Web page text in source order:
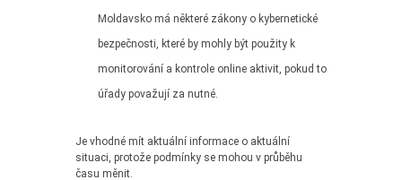
Moldavsko má některé zákony o kybernetické
bezpečnosti, které by mohly být použity k
monitorování a kontrole online aktivit, pokud to
úřady považují za nutné.
Je vhodné mít aktuální informace o aktuální
situaci, protože podmínky se mohou v průběhu
času měnit.